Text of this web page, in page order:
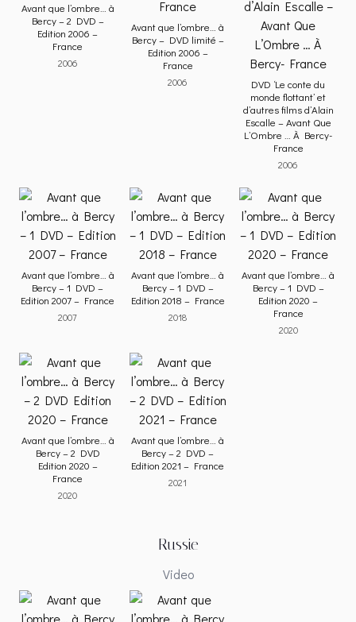
Avant que l’ombre… à
Bercy – 2 DVD –
Edition 2006 –
France
2006
Avant que l’ombre… à
Bercy – DVD limité –
Edition 2006 –
France
2006
DVD ‘Le conte du
monde flottant’ et
d’autres films d’Alain
Escalle – Avant Que
L’Ombre … À Bercy-
France
2006
Avant que l’ombre… à
Bercy – 1 DVD –
Edition 2007 – France
2007
Avant que l’ombre… à
Bercy – 1 DVD –
Edition 2018 – France
2018
Avant que l’ombre… à
Bercy – 1 DVD –
Edition 2020 –
France
2020
Avant que l’ombre… à
Bercy – 2 DVD
Edition 2020 –
France
2020
Avant que l’ombre… à
Bercy – 2 DVD –
Edition 2021 – France
2021
Russie
Video